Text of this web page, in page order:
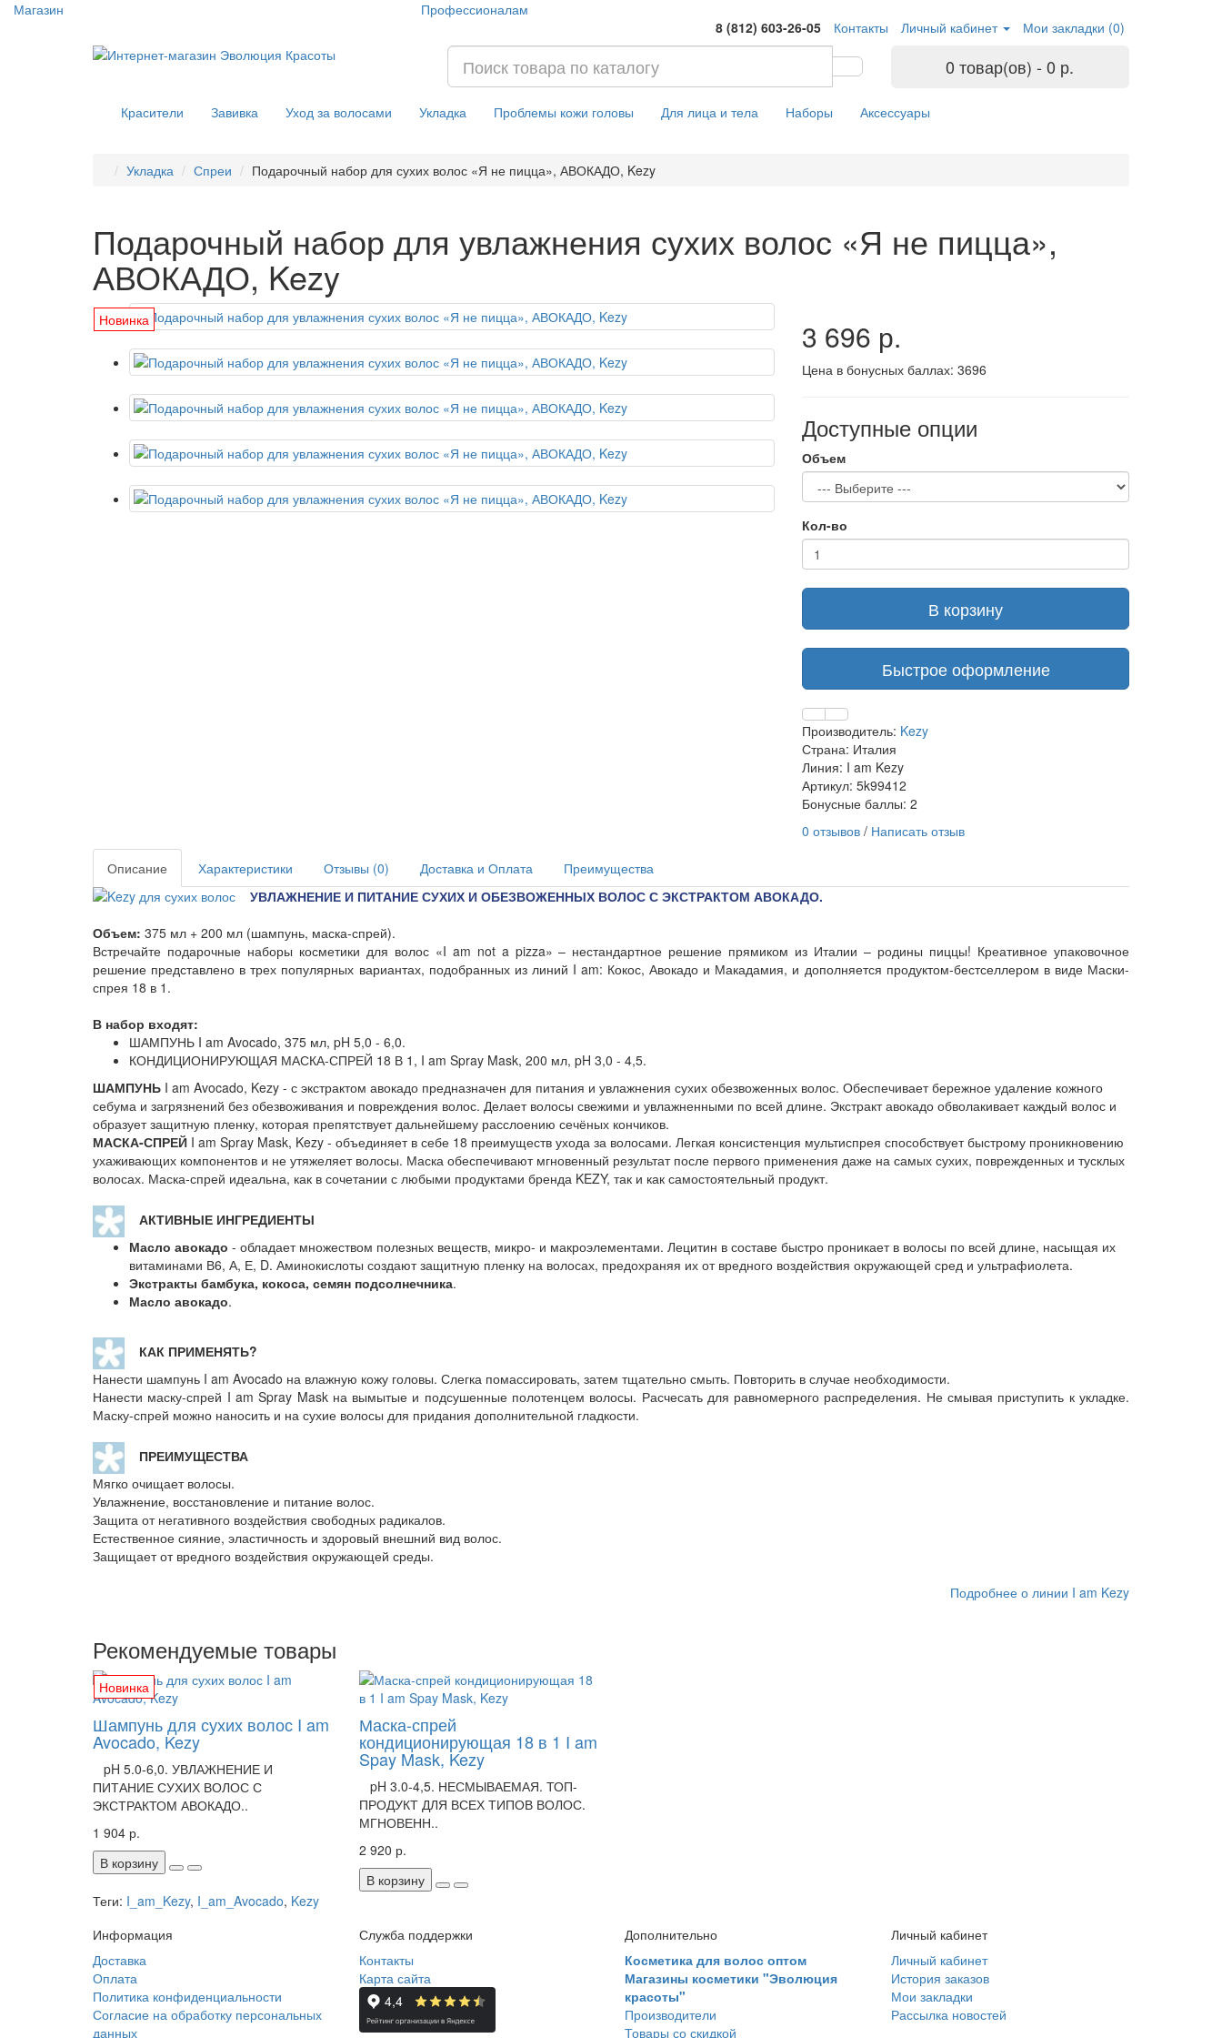
Магазин
Профессионалам
8 (812) 603-26-05
Контакты Личный кабинет Мои закладки (0)
0 товар(ов) - 0 р.
Красители Завивка Уход за волосами Укладка Проблемы кожи головы Для лица и тела Наборы Аксессуары
Укладка Спреи Подарочный набор для сухих волос «Я не пицца», АВОКАДО, Kezy
Подарочный набор для увлажнения сухих волос «Я не пицца»,
АВОКАДО, Kezy
Новинка 3 696 р.
Цена в бонусных баллах: 3696
Доступные опции
Объем
Кол-во
В корзину
Быстрое оформление
Производитель: Kezy
Страна: Италия
Линия: I am Kezy
Артикул: 5k99412
Бонусные баллы: 2
0 отзывов / Написать отзыв
Описание Характеристики Отзывы (0) Доставка и Оплата
Преимущества
УВЛАЖНЕНИЕ И ПИТАНИЕ СУХИХ И ОБЕЗВОЖЕННЫХ ВОЛОС С ЭКСТРАКТОМ АВОКАДО.
Объем: 375 мл + 200 мл (шампунь, маска-спрей).
Встречайте подарочные наборы косметики для волос «I am not a pizza» – нестандартное решение прямиком из Италии – родины пиццы! Креативное упаковочное
решение представлено в трех популярных вариантах, подобранных из линий I am: Кокос, Авокадо и Макадамия, и дополняется продуктом-бестселлером в виде Маски-
спрея 18 в 1.
В набор входят:
ШАМПУНЬ I am Avocado, 375 мл, pH 5,0 - 6,0.
КОНДИЦИОНИРУЮЩАЯ МАСКА-СПРЕЙ 18 В 1, I am Spray Mask, 200 мл, pH 3,0 - 4,5.
ШАМПУНЬ I am Avocado, Kezy - с экстрактом авокадо предназначен для питания и увлажнения сухих обезвоженных волос. Обеспечивает бережное удаление кожного
себума и загрязнений без обезвоживания и повреждения волос. Делает волосы свежими и увлажненными по всей длине. Экстракт авокадо обволакивает каждый волос и
образует защитную пленку, которая препятствует дальнейшему расслоению сечёных кончиков.
МАСКА-СПРЕЙ I am Spray Mask, Kezy - объединяет в себе 18 преимуществ ухода за волосами. Легкая консистенция мультиспрея способствует быстрому проникновению
ухаживающих компонентов и не утяжеляет волосы. Маска обеспечивают мгновенный результат после первого применения даже на самых сухих, поврежденных и тусклых
волосах. Маска-спрей идеальна, как в сочетании с любыми продуктами бренда KEZY, так и как самостоятельный продукт.
АКТИВНЫЕ ИНГРЕДИЕНТЫ
Масло авокадо - обладает множеством полезных веществ, микро- и макроэлементами. Лецитин в составе быстро проникает в волосы по всей длине, насыщая их
витаминами В6, А, Е, D. Аминокислоты создают защитную пленку на волосах, предохраняя их от вредного воздействия окружающей сред и ультрафиолета.
Экстракты бамбука, кокоса, семян подсолнечника.
Масло авокадо.
КАК ПРИМЕНЯТЬ?
Нанести шампунь I am Avocado на влажную кожу головы. Слегка помассировать, затем тщательно смыть. Повторить в случае необходимости.
Нанести маску-спрей I am Spray Mask на вымытые и подсушенные полотенцем волосы. Расчесать для равномерного распределения. Не смывая приступить к укладке.
Маску-спрей можно наносить и на сухие волосы для придания дополнительной гладкости.
ПРЕИМУЩЕСТВА
Мягко очищает волосы.
Увлажнение, восстановление и питание волос.
Защита от негативного воздействия свободных радикалов.
Естественное сияние, эластичность и здоровый внешний вид волос.
Защищает от вредного воздействия окружающей среды.
Подробнее о линии I am Kezy
Рекомендуемые товары
Новинка
Шампунь для сухих волос I am
Avocado, Kezy
pH 5.0-6,0. УВЛАЖНЕНИЕ И
ПИТАНИЕ СУХИХ ВОЛОС С
ЭКСТРАКТОМ АВОКАДО..
1 904 р.
В корзину
Маска-спрей
кондиционирующая 18 в 1 I am
Spay Mask, Kezy
pH 3.0-4,5. НЕСМЫВАЕМАЯ. ТОП-
ПРОДУКТ ДЛЯ ВСЕХ ТИПОВ ВОЛОС.
МГНОВЕНН..
2 920 р.
В корзину
Теги: I_am_Kezy, I_am_Avocado, Kezy
Информация
Доставка
Оплата
Политика конфиденциальности
Согласие на обработку персональных
данных
Служба поддержки
Контакты
Карта сайта
Дополнительно
Косметика для волос оптом
Магазины косметики "Эволюция
красоты"
Производители
Товары со скидкой
Личный кабинет
Личный кабинет
История заказов
Мои закладки
Рассылка новостей